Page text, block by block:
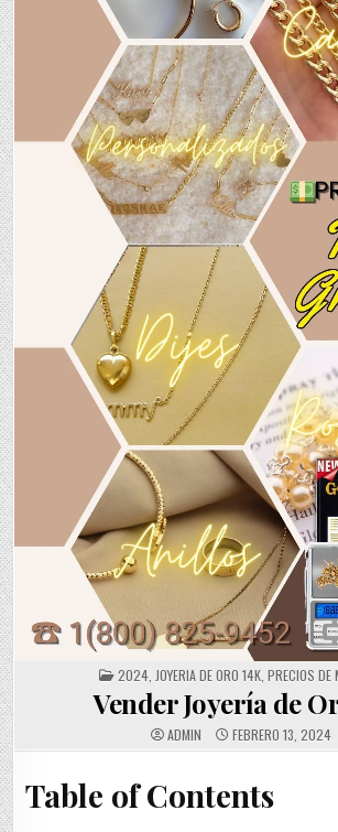
POSTED
IN
2024, JOYERIA DE ORO 14K, PRECIOS DE
Vender Joyería de
ADMIN FEBRERO 13, 2024
Table of Contents